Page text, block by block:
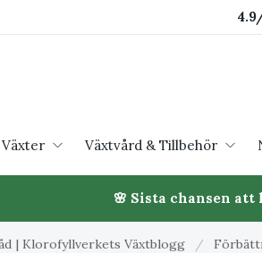
Växtvård & Tillbehör
🌸 Sista chansen
| Klorofyllverkets Växtblogg /